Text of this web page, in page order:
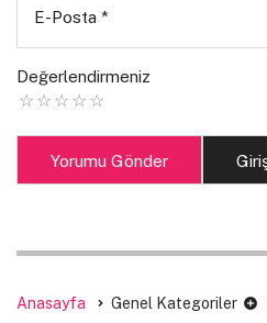
E-Posta *
Değerlendirmeniz
Yorumu Gönder
Anasayfa Genel Kategoriler